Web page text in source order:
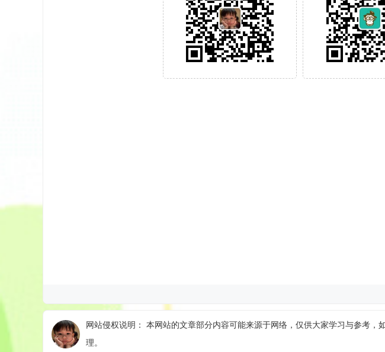
网站侵权说明： 本网站的文章部分内容可能来源于网络，仅供大家学习与参考，
理。